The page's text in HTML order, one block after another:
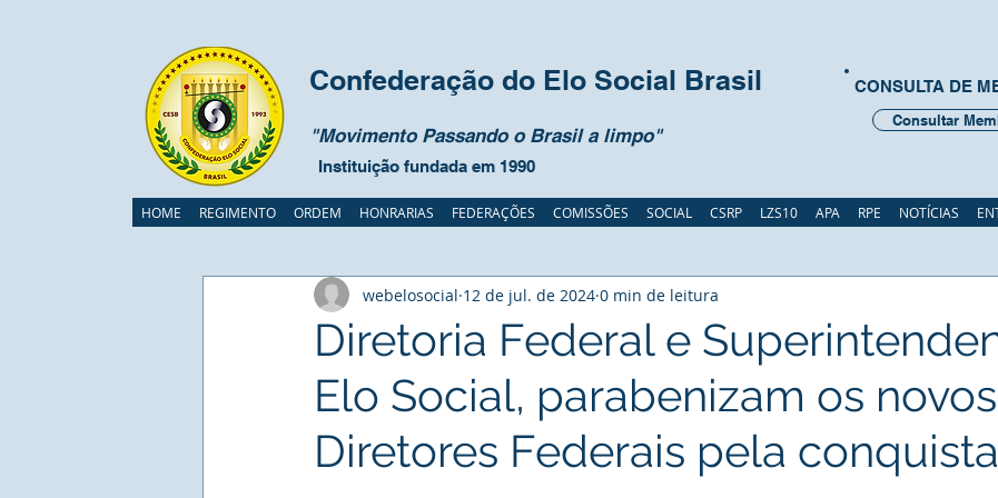
Confederação do Elo Social Brasil
"Movimento Passando o Brasil a limpo"
Instituição fundada em 1990
CONSULTA DE
Consultar
Diretoria Federal e
Elo Social, parabenizam os novos
Diretores Federais pela
webelosocial 12 de jul. de 2024 0 min de leitura
HOME REGIMENTO ORDEM HONRARIAS FEDERAÇÕES COMISSÕES SOCIAL CSRP LZS10 APA RPE NOTÍCIAS